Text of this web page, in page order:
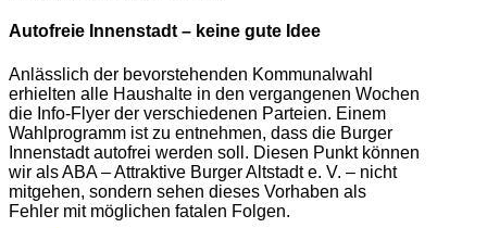
Autofreie Innenstadt – keine gute Idee
Anlässlich der bevorstehenden Kommunalwahl
erhielten alle Haushalte in den vergangenen Wochen
die Info-Flyer der verschiedenen Parteien. Einem
Wahlprogramm ist zu entnehmen, dass die Burger
Innenstadt autofrei werden soll. Diesen Punkt können
wir als ABA – Attraktive Burger Altstadt e. V. – nicht
mitgehen, sondern sehen dieses Vorhaben als
Fehler mit möglichen fatalen Folgen.